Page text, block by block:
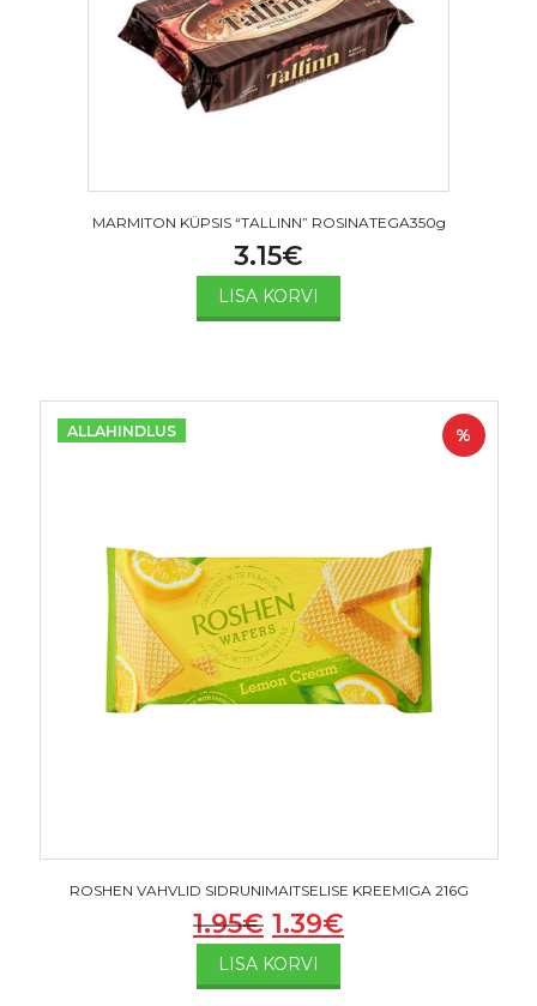
MARMITON KÜPSIS “TALLINN” ROSINATEGA350g
3.15€
LISA KORVI
%
ALLAHINDLUS
ROSHEN VAHVLID SIDRUNIMAITSELISE KREEMIGA 216G
1.95€ 1.39€
LISA KORVI